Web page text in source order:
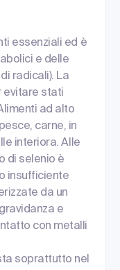
essenziali ed è
e delle
radicali). La
evitare stati
ad alto
carne, in
interiora. Alle
di selenio è
insufficiente
da un
e
con metalli
soprattutto nel